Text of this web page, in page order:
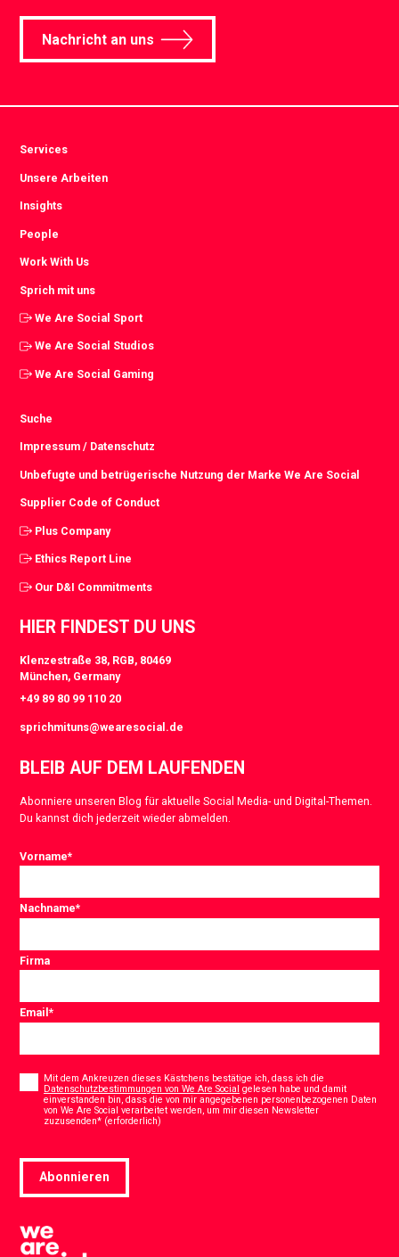
Nachricht an uns
Services
Unsere Arbeiten
Insights
People
Work With Us
Sprich mit uns
We Are Social Sport
We Are Social Studios
We Are Social Gaming
Suche
Impressum / Datenschutz
Unbefugte und betrügerische Nutzung der Marke We Are Social
Supplier Code of Conduct
Plus Company
Ethics Report Line
Our D&I Commitments
HIER FINDEST DU UNS
Klenzestraße 38, RGB, 80469
München, Germany
+49 89 80 99 110 20
sprichmituns@wearesocial.de
BLEIB AUF DEM LAUFENDEN
Abonniere unseren Blog für aktuelle Social Media- und Digital-Themen.
Du kannst dich jederzeit wieder abmelden.
Vorname*
Nachname*
Firma
Email*
Mit dem Ankreuzen dieses Kästchens bestätige ich, dass ich die
Datenschutzbestimmungen von We Are Social gelesen habe und damit
einverstanden bin, dass die von mir angegebenen personenbezogenen Daten
von We Are Social verarbeitet werden, um mir diesen Newsletter
zuzusenden* (erforderlich)
Abonnieren